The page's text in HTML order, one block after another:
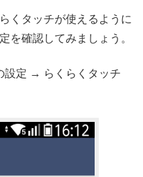
くタッチが使えるように
を確認してみましょう。
設定 → らくらくタッチ